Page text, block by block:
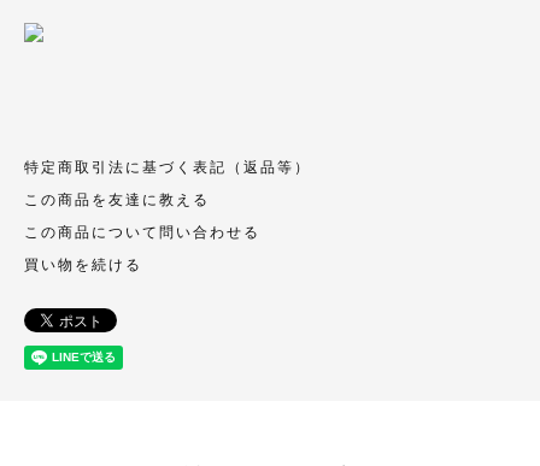
特定商取引法に基づく表記（返品等）
この商品を友達に教える
この商品について問い合わせる
買い物を続ける